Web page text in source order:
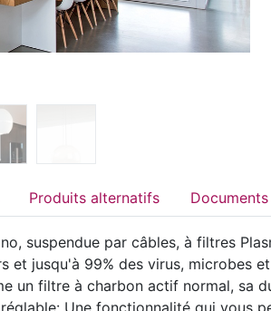
Produits alternatifs Documents
suspendue par câbles, à filtres
et jusqu'à 99% des virus, microbes
un filtre à charbon actif normal, sa
Une fonctionnalité qui vous